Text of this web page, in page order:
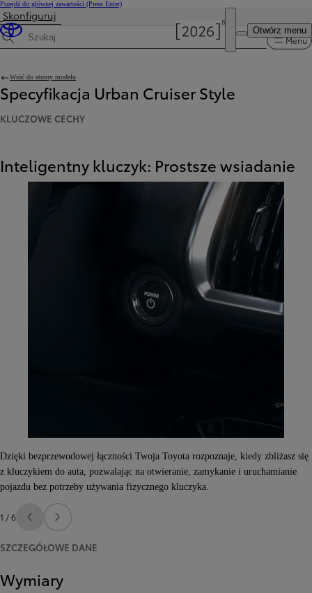
Przejdź do głównej zawartości (Press Enter)
Otwórz menu
Cena została zaktualizowana Cena Twojej konfiguracji została zmieniona na 158 400 zł.
Skonfiguruj
Wyszukaj dane techniczne Menu
Wróć do strony modelu
Specyfikacja Urban Cruiser Style
KLUCZOWE CECHY
Inteligentny kluczyk: Prostsze wsiadanie
Dzięki bezprzewodowej łączności Twoja Toyota rozpoznaje, kiedy zbliżasz się
z kluczykiem do auta, pozwalając na otwieranie, zamykanie i uruchamianie
pojazdu bez potrzeby używania fizycznego kluczyka.
1 / 6 PoprzedniNastępny
SZCZEGÓŁOWE DANE
Wymiary